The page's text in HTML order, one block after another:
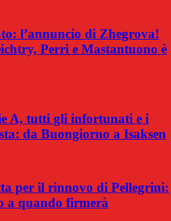
l’annuncio di Zhegrova!
Perri e Mastantuono è
A, tutti gli infortunati e i
da Buongiorno a Isaksen
per il rinnovo di Pellegrini:
a quando firmerà